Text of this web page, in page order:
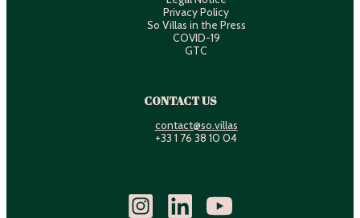
Privacy Policy
So Villas in the Press
COVID-19
GTC
CONTACT US
contact@so.villas
+33 1 76 38 10 04